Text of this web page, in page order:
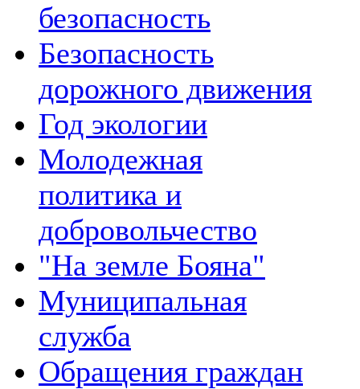
безопасность
Безопасность
дорожного движения
Год экологии
Молодежная
политика и
добровольчество
"На земле Бояна"
Муниципальная
служба
Обращения граждан